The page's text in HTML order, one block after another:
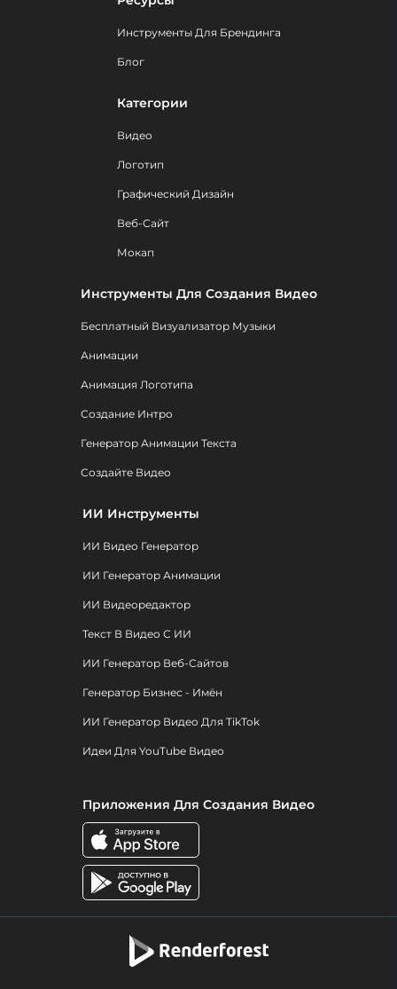
Инструменты Для Брендинга
Блог
Категории
Видео
Логотип
Графический Дизайн
Веб-Сайт
Мокап
Инструменты Для Создания Видео
Бесплатный Визуализатор Музыки
Анимации
Анимация Логотипа
Создание Интро
Генератор Анимации Текста
Создайте Видео
ИИ Инструменты
ИИ Видео Генератор
ИИ Генератор Анимации
ИИ Видеоредактор
Текст В Видео С ИИ
ИИ Генератор Веб-Сайтов
Генератор Бизнес - Имён
ИИ Генератор Видео Для TikTok
Идеи Для YouTube Видео
Приложения Для Создания Видео